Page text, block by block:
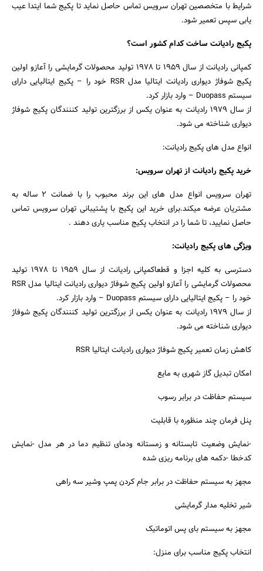
شرایط با متخصصین تهران سرویس تماس حاصل نماید تا پکیج شما ایتدا عیب
یابی سپس تعمیر شود.
پکیج رادیانت ساخت کدام کشور است؟
کمپانی رادیانت از سال ۱۹۵۹ تا ۱۹۷۸ تولید محصولات گرمایشی را آعازو اولین
پکیج شوفاژ دیواری رادیانت ایتالیا مدل RSR خود را – پکیج ایتالیایی دارای
سیستم Duopass – وارد بازار کرد.
از سال ۱۹۷۹ رادیانت به عنوان یکس از برزگترین تولید کننندگان پکیج شوفاژ
دیواری شناخته می شود.
انواع مدل های پکیج رادیانت:
خرید پکیج رادیانت از تهران سرویس:
تهران سرویس انواع مدل های این برند محبوب را با ضمانت 2 ساله به
مشتریان عرضه میکند.برای خرید این پکیج با پشتیبانی تهران سرویس تماس
حاصل نمایید، تا شما را در انتخاب پکیج مناسب یاری دهند .
ویژگی های پکیج رادیانت:
دسترسی به کلیه اجزا و قطعاکمپانی رادیانت از سال ۱۹۵۹ تا ۱۹۷۸ تولید
محصولات گرمایشی را آعازو اولین پکیج شوفاژ دیواری رادیانت ایتالیا مدل RSR
خود را – پکیج ایتالیایی دارای سیستم Duopass – وارد بازار کرد.
از سال ۱۹۷۹ رادیانت به عنوان یکس از برزگترین تولید کننندگان پکیج شوفاژ
دیواری شناخته می شود.
کاهش زمان تعمیر پکیج شوفاژ دیواری رادیانت ایتالیا RSR
امکان تبدیل گاز شهری به مایع
سیستم حفاظت در برابر رسوب
پنل فرمان چند منظوره با قابلیت
-نمایش وضعیت تابستانه و زمستانه ودمای تنظیم دما در هر مدل -نمایش
کدخطا -دکمه های برنامه ریزی شده
مجهز به سیستم حفاظت در برابر جام کردن پمپ وشیر سه راهی
شیر تخلیه مدار گرمایشی
مجهز به سیستم بای پس اتوماتیک
انتخاب پکیج مناسب برای منزل: